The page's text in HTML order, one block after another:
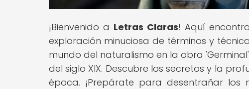
¡Bienvenido a Letras Claras! Aquí
exploración minuciosa de términos y
mundo del naturalismo en la obra
del siglo XIX. Descubre los secretos y la
época. ¡Prepárate para desentrañar